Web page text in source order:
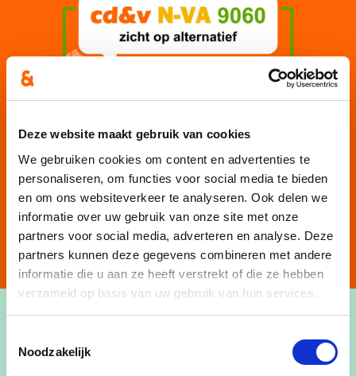
Deze website maakt gebruik van cookies
We gebruiken cookies om content en advertenties te
personaliseren, om functies voor social media te bieden
en om ons websiteverkeer te analyseren. Ook delen we
informatie over uw gebruik van onze site met onze
partners voor social media, adverteren en analyse. Deze
partners kunnen deze gegevens combineren met andere
informatie die u aan ze heeft verstrekt of die ze hebben
verzameld op basis van uw gebruik van hun services.
Noodzakelijk